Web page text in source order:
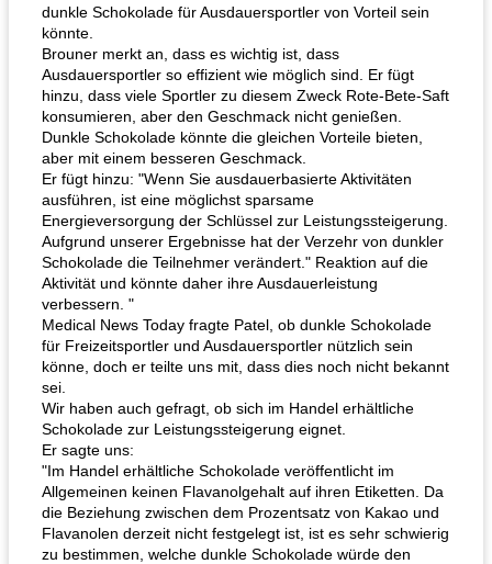
dunkle Schokolade für Ausdauersportler von Vorteil sein
könnte.
Brouner merkt an, dass es wichtig ist, dass
Ausdauersportler so effizient wie möglich sind. Er fügt
hinzu, dass viele Sportler zu diesem Zweck Rote-Bete-Saft
konsumieren, aber den Geschmack nicht genießen.
Dunkle Schokolade könnte die gleichen Vorteile bieten,
aber mit einem besseren Geschmack.
Er fügt hinzu: "Wenn Sie ausdauerbasierte Aktivitäten
ausführen, ist eine möglichst sparsame
Energieversorgung der Schlüssel zur Leistungssteigerung.
Aufgrund unserer Ergebnisse hat der Verzehr von dunkler
Schokolade die Teilnehmer verändert." Reaktion auf die
Aktivität und könnte daher ihre Ausdauerleistung
verbessern. "
Medical News Today fragte Patel, ob dunkle Schokolade
für Freizeitsportler und Ausdauersportler nützlich sein
könne, doch er teilte uns mit, dass dies noch nicht bekannt
sei.
Wir haben auch gefragt, ob sich im Handel erhältliche
Schokolade zur Leistungssteigerung eignet.
Er sagte uns:
"Im Handel erhältliche Schokolade veröffentlicht im
Allgemeinen keinen Flavanolgehalt auf ihren Etiketten. Da
die Beziehung zwischen dem Prozentsatz von Kakao und
Flavanolen derzeit nicht festgelegt ist, ist es sehr schwierig
zu bestimmen, welche dunkle Schokolade würde den